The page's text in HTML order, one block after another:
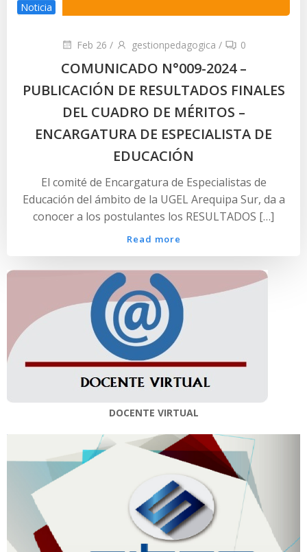
Noticia
Feb 26 / gestionpedagogica / 0
COMUNICADO N°009-2024 –
PUBLICACIÓN DE RESULTADOS FINALES
DEL CUADRO DE MÉRITOS –
ENCARGATURA DE ESPECIALISTA DE
EDUCACIÓN
El comité de Encargatura de Especialistas de
Educación del ámbito de la UGEL Arequipa Sur, da a
conocer a los postulantes los RESULTADOS […]
Read more
DOCENTE VIRTUAL